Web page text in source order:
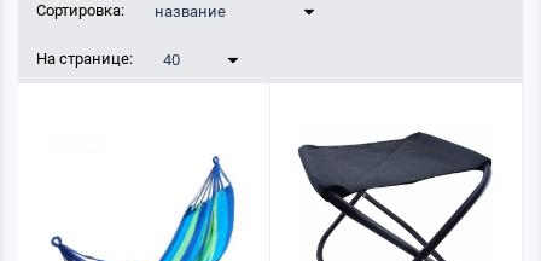
Сортировка: название
На странице: 40